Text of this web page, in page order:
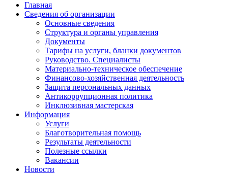
Главная
Сведения об организации
Основные сведения
Структура и органы управления
Документы
Тарифы на услуги, бланки документов
Руководство. Специалисты
Материально-техническое обеспечение
Финансово-хозяйственная деятельность
Защита персональных данных
Антикоррупционная политика
Инклюзивная мастерская
Информация
Услуги
Благотворительная помощь
Результаты деятельности
Полезные ссылки
Вакансии
Новости